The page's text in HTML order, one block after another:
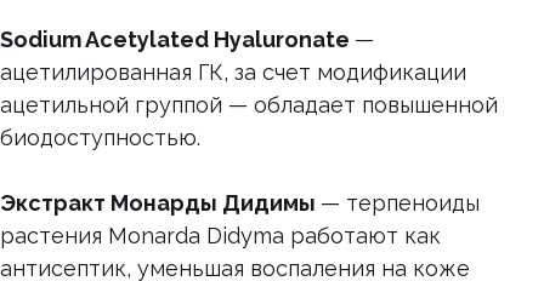
Sodium Acetylated Hyaluronate —
ацетилированная ГК, за счет модификации
ацетильной группой — обладает повышенной
биодоступностью.
Экстракт Монарды Дидимы — терпеноиды
растения Monarda Didyma работают как
антисептик, уменьшая воспаления на коже